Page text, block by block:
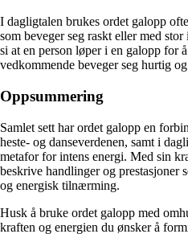
I dagligtalen brukes ordet galopp
som beveger seg raskt eller med
si at en person løper i en galopp for
vedkommende beveger seg hurtig
Oppsummering
Samlet sett har ordet galopp en
heste- og danseverdenen, samt i
metafor for intens energi. Med sin
beskrive handlinger og
og energisk tilnærming.
Husk å bruke ordet galopp med
kraften og energien du ønsker å